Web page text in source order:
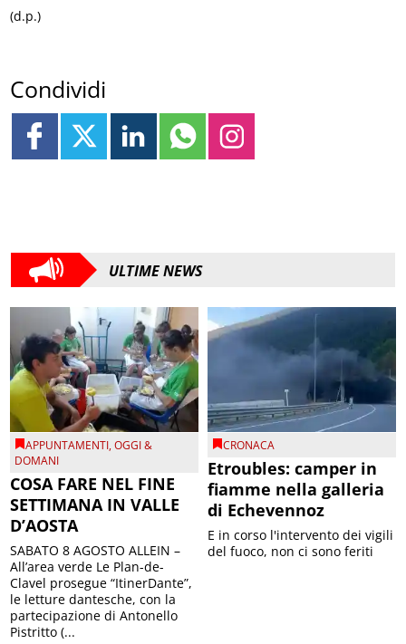
(d.p.)
Condividi
ULTIME NEWS
APPUNTAMENTI,OGGI &
DOMANI
COSA FARE NEL FINE
SETTIMANA IN VALLE
D’AOSTA
SABATO 8 AGOSTO ALLEIN –
All’area verde Le Plan-de-
Clavel prosegue “ItinerDante”,
le letture dantesche, con la
partecipazione di Antonello
Pistritto (...
CRONACA
Etroubles: camper in
fiamme nella galleria
di Echevennoz
E in corso l'intervento dei vigili
del fuoco, non ci sono feriti